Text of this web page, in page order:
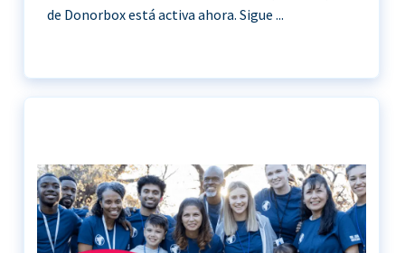
de Donorbox está activa ahora. Sigue ...